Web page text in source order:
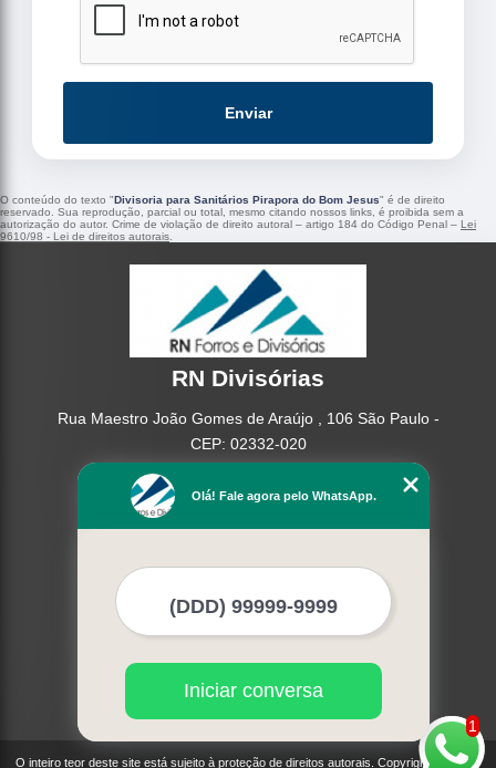
Enviar
O conteúdo do texto "Divisoria para Sanitários Pirapora do Bom Jesus" é de direito
reservado. Sua reprodução, parcial ou total, mesmo citando nossos links, é proibida sem a
autorização do autor. Crime de violação de direito autoral – artigo 184 do Código Penal – Lei
9610/98 - Lei de direitos autorais
RN Divisórias
Rua Maestro João Gomes de Araújo , 106 São Paulo -
CEP: 02332-020
Missão
Mapa do site
O inteiro teor deste site está sujeito à proteção de direitos autorais. Copyright© RN
1
Olá! Fale agora pelo WhatsApp.
Iniciar conversa